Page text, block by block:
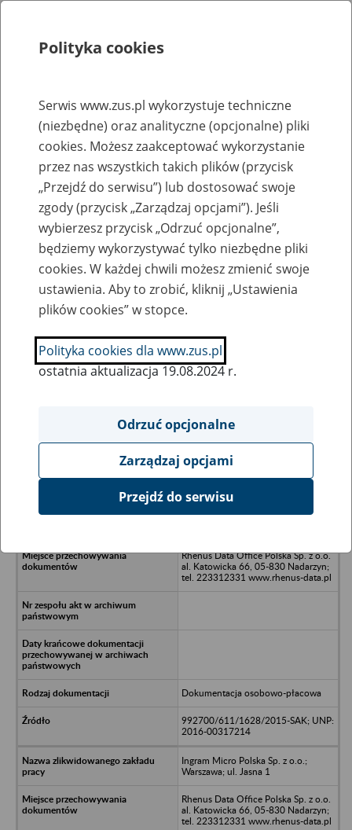
Rejestry, ewidencje i archiwa
Baza zlikwidowanych lub
przekształconych zakładów pracy
Nazwa zakładu pracy:
SZUKAJ
Ukryj wszystkie pozycje bazy
INKLA Polska Sp. z o.o. w Warszawie;
Rhenus Data Office Polska Sp. z o.o.
al. Katowicka 66, 05-830 Nadarzyn;
tel. 223312331 www.rhenus-data.pl
Dokumentacja osobowo-płacowa
992700/611/1628/2015-SAK; UNP:
2016-00317214
Ingram Micro Polska Sp. z o.o.;
Warszawa; ul. Jasna 1
Rhenus Data Office Polska Sp. z o.o.
al. Katowicka 66, 05-830 Nadarzyn;
tel. 223312331 www.rhenus-data.pl
Polityka cookies
Serwis www.zus.pl wykorzystuje techniczne
(niezbędne) oraz analityczne (opcjonalne) pliki
cookies. Możesz zaakceptować wykorzystanie
przez nas wszystkich takich plików (przycisk
„Przejdź do serwisu”) lub dostosować swoje
zgody (przycisk „Zarządzaj opcjami”). Jeśli
wybierzesz przycisk „Odrzuć opcjonalne”,
będziemy wykorzystywać tylko niezbędne pliki
cookies. W każdej chwili możesz zmienić swoje
ustawienia. Aby to zrobić, kliknij „Ustawienia
plików cookies” w stopce.
Polityka cookies dla www.zus.pl
ostatnia aktualizacja 19.08.2024 r.
Odrzuć opcjonalne
Zarządzaj opcjami
Przejdź do serwisu